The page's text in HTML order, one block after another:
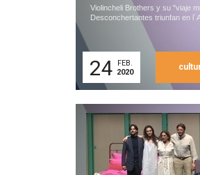
Violincheli Brothers y su "viaje
Desconchertantes triunfan en
24
FEB.
2020